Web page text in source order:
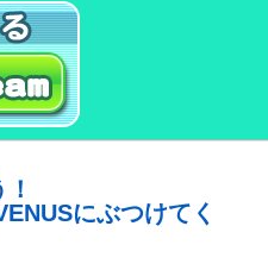
にぶつけてく